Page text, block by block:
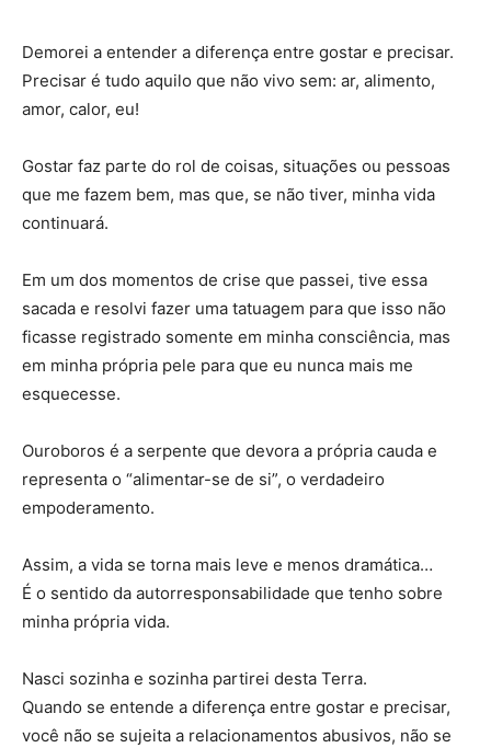
Demorei a entender a diferença entre gostar e precisar.
Precisar é tudo aquilo que não vivo sem: ar, alimento,
amor, calor, eu!
Gostar faz parte do rol de coisas, situações ou pessoas
que me fazem bem, mas que, se não tiver, minha vida
continuará.
Em um dos momentos de crise que passei, tive essa
sacada e resolvi fazer uma tatuagem para que isso não
ficasse registrado somente em minha consciência, mas
em minha própria pele para que eu nunca mais me
esquecesse.
Ouroboros é a serpente que devora a própria cauda e
representa o “alimentar-se de si”, o verdadeiro
empoderamento.
Assim, a vida se torna mais leve e menos dramática…
É o sentido da autorresponsabilidade que tenho sobre
minha própria vida.
Nasci sozinha e sozinha partirei desta Terra.
Quando se entende a diferença entre gostar e precisar,
você não se sujeita a relacionamentos abusivos, não se